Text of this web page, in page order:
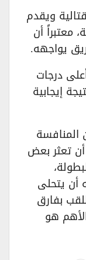
ويقدم
معتبراً أن
يواجهه.
درجات
إيجابية
تعثر بعض
أن يتحلى
بفارق
هو